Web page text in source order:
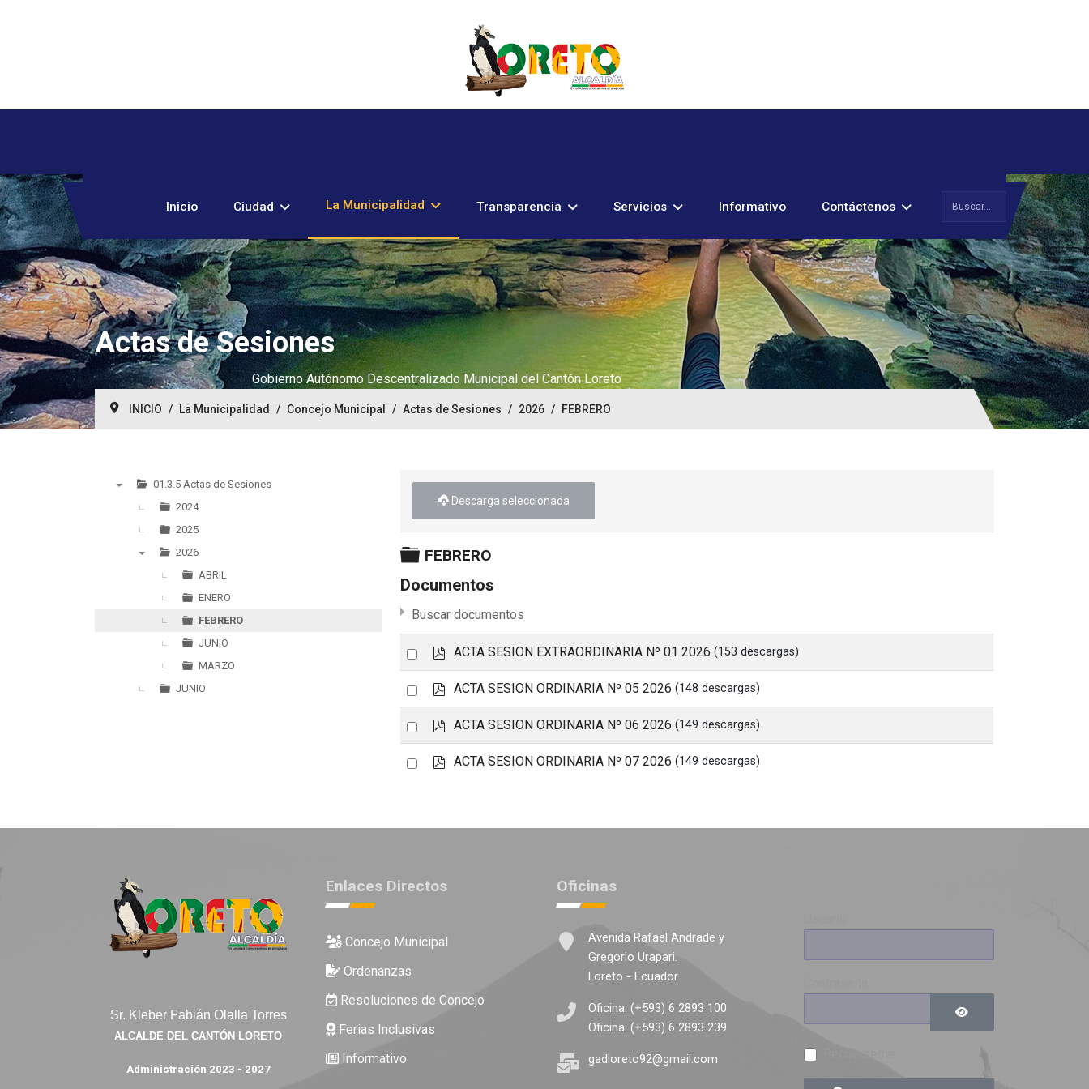
Inicio Ciudad La Municipalidad Transparencia Servicios Informativo Contáctenos Buscar
Actas de Sesiones
Gobierno Autónomo Descentralizado Municipal del Cantón Loreto
INICIO La Municipalidad Concejo Municipal Actas de Sesiones 2026 FEBRERO
01.3.5 Actas de Sesiones
2024
2025
2026
ABRIL
ENERO
FEBRERO
JUNIO
MARZO
JUNIO
Descarga seleccionada
Carpeta
FEBRERO
Documentos
Buscar documentos
Select
an
item
pACTA SESION EXTRAORDINARIA Nº 01 2026 (153 descargas)
Select
an
item
p
d
ACTA SESION ORDINARIA Nº 05 2026 (148 descargas)
Select
an
item
pACTA SESION ORDINARIA Nº 06 2026 (149 descargas)
Select
pACTA SESION ORDINARIA Nº 07 2026 (149 descargas)
Sr. Kleber Fabián Olalla Torres
ALCALDE DEL CANTÓN LORETO
Administración 2023 - 2027
Enlaces Directos
Concejo Municipal
Ordenanzas
Resoluciones de Concejo
Ferias Inclusivas
Informativo
Oficinas
Avenida Rafael Andrade y
Gregorio Urapari.
Loreto - Ecuador
Oficina: (+593) 6 2893 100
Oficina: (+593) 6 2893 239
gadloreto92@gmail.com
Mostrar contraseña